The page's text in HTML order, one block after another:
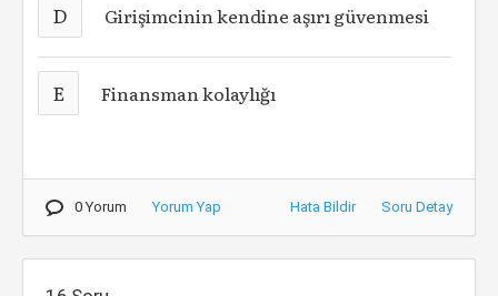
D Girişimcinin kendine aşırı güvenmesi
E Finansman kolaylığı
0 Yorum Yorum Yap Hata Bildir Soru Detay